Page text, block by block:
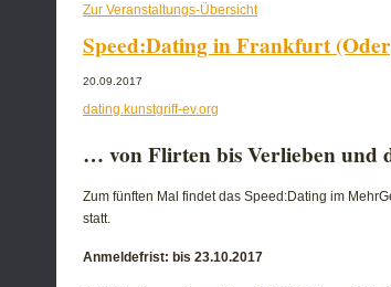
Speed:Dating
in
Zur Veranstaltungs-Übersicht
Speed:Dating in Frankfurt
20.09.2017
dating.kunstgriff-ev.org
… von Flirten bis Verlieben und
Zum fünften Mal findet das Speed:Dating im
statt.
Anmeldefrist: bis 23.10.2017